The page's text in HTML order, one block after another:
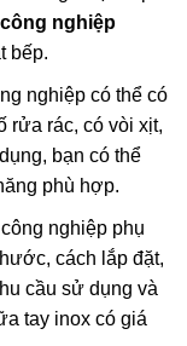
nghiệp
bếp.
nghiệp có thể có
rửa rác, có vòi xịt,
bạn có thể
phù hợp.
nghiệp phụ
cách lắp đặt,
cầu sử dụng và
tay inox có giá